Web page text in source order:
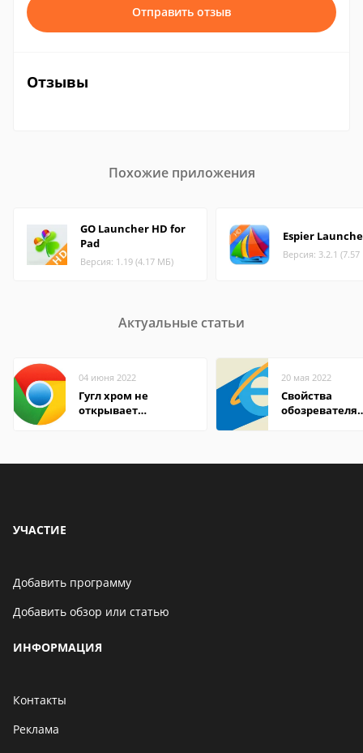
Отправить отзыв
Отзывы
Похожие приложения
GO Launcher HD for
Pad
Версия: 1.19 (4.17 МБ)
Espier
Версия: 3.2.1
Актуальные статьи
04 июня 2022
Гугл хром не
открывает
20 мая 2022
Свойства
обозревателя
УЧАСТИЕ
Добавить программу
Добавить обзор или статью
ИНФОРМАЦИЯ
Контакты
Реклама